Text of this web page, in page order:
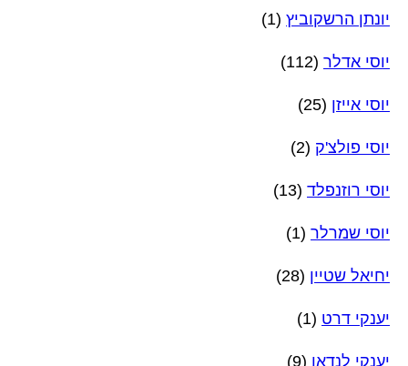
יונתן הרשקוביץ (1)
יוסי אדלר (112)
יוסי אייזן (25)
יוסי פולצ'ק (2)
יוסי רוזנפלד (13)
יוסי שמרלר (1)
יחיאל שטיין (28)
יענקי דרט (1)
יענקי לנדאו (9)